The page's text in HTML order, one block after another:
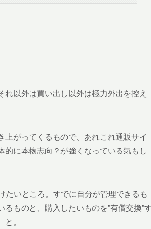
以外は買い出し以外は極力外出を控え
がってくるもので、あれこれ通販サイ
的に本物志向？が強くなっている気もし
たいところ。すでに自分が管理できるも
ものと、購入したいものを”有償交換”
。